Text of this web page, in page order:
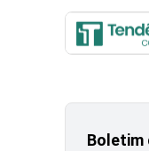
Boletim